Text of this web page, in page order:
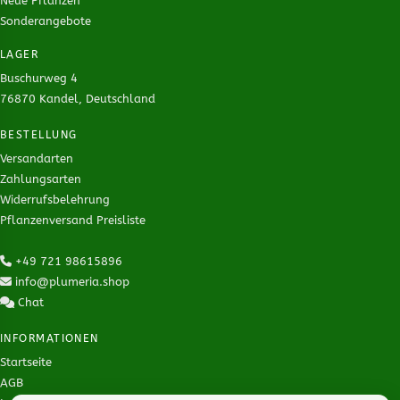
Sonderangebote
LAGER
Buschurweg 4
76870 Kandel, Deutschland
BESTELLUNG
Versandarten
Zahlungsarten
Widerrufsbelehrung
Pflanzenversand Preisliste
+49 721 98615896
info@plumeria.shop
Chat
INFORMATIONEN
Startseite
AGB